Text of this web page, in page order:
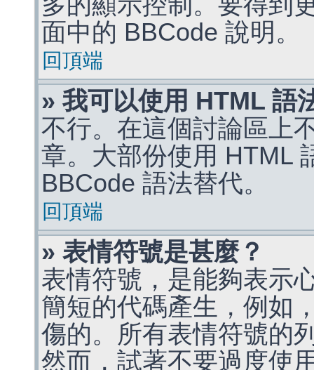
面中的 BBCode 說明。
回頂端
» 我可以使用 HTML 語
不行。在這個討論區上
章。大部份使用 HTML
BBCode 語法替代。
回頂端
» 表情符號是甚麼？
表情符號，是能夠表示
簡短的代碼產生，例如
傷的。所有表情符號的
然而，試著不要過度使